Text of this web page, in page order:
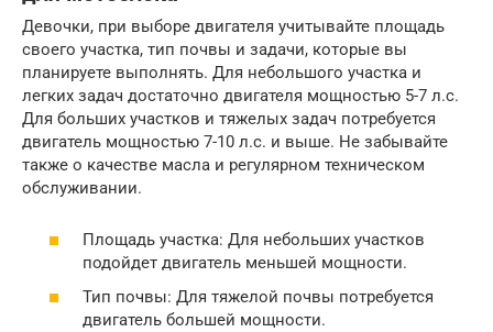
Девочки, при выборе двигателя учитывайте площадь
своего участка, тип почвы и задачи, которые вы
планируете выполнять. Для небольшого участка и
легких задач достаточно двигателя мощностью 5-7 л.с.
Для больших участков и тяжелых задач потребуется
двигатель мощностью 7-10 л.с. и выше. Не забывайте
также о качестве масла и регулярном техническом
обслуживании.
Площадь участка: Для небольших участков
подойдет двигатель меньшей мощности.
Тип почвы: Для тяжелой почвы потребуется
двигатель большей мощности.